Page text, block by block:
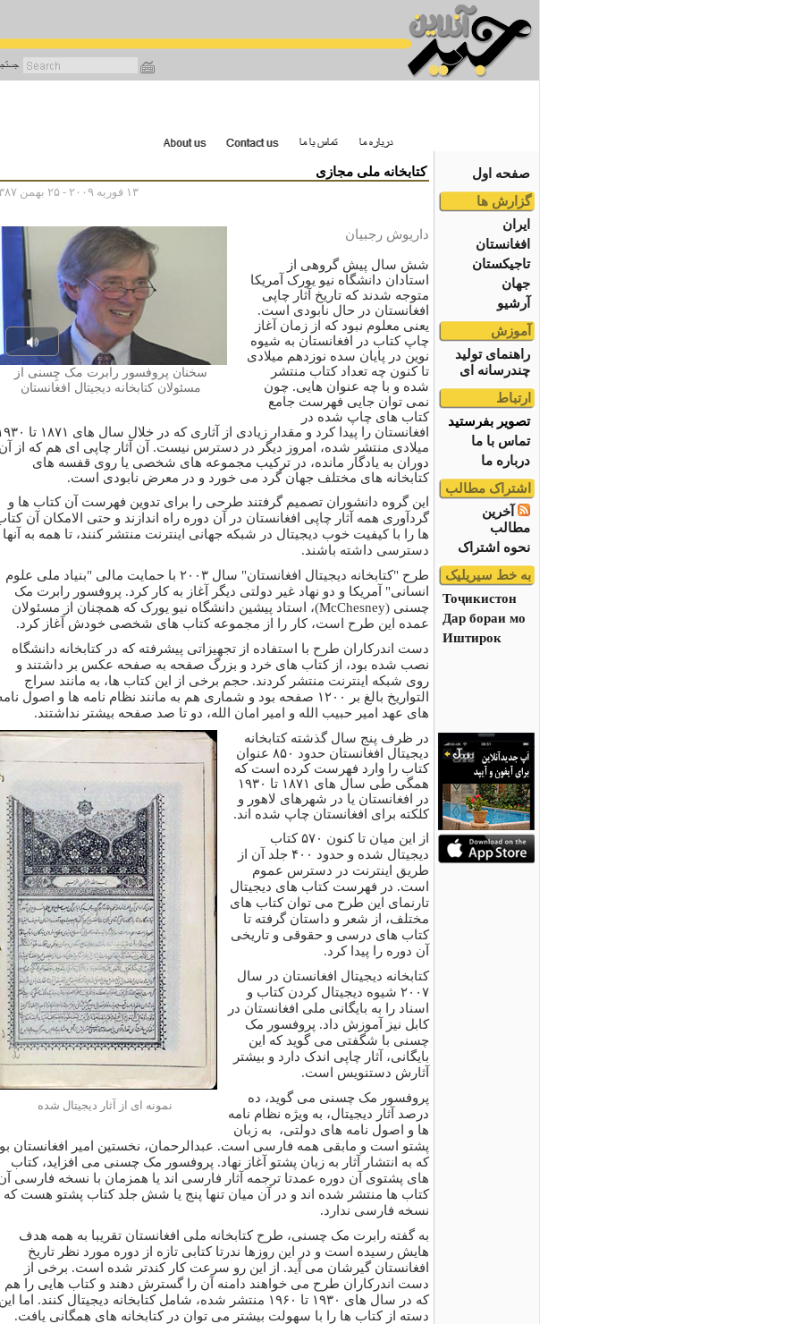
صفحه اول
گزارش ها
ایران
افغانستان
تاجیکستان
جهان
آرشیو
آموزش
راهنمای تولید
چندرسانه ای
ارتباط
تصویر بفرستید
تماس با ما
درباره ما
اشتراک مطالب
آخرین
مطالب
نحوه اشتراک
به خط سیریلیک
Тоҷикистон
Дар бораи мо
Иштирок
کتابخانه ملی مجازی
۱۳ فوریه ۲۰۰۹ - ۲۵ بهمن ۱۳۸۷
سخنان پروفسور رابرت مک چِسنی از
مسئولان کتابخانه دیجیتال افغانستان
داریوش رجبیان
شش سال پیش گروهی از
استادان دانشگاه نیو یورک آمریکا
متوجه شدند که تاریخ آثار چاپی
افغانستان در حال نابودی است.
یعنی معلوم نبود که از زمان آغاز
چاپ کتاب در افغانستان به شیوه
نوین در پایان سده نوزدهم میلادی
تا کنون چه تعداد کتاب منتشر
شده و با چه عنوان هایی. چون
نمی توان جایی فهرست جامع
کتاب های چاپ شده در
افغانستان را پیدا کرد و مقدار زیادی از آثاری که در خلال
میلادی منتشر شده، امروز دیگر در دسترس نیست. آن آثار چاپی ای هم که از
دوران به یادگار مانده، در ترکیب مجموعه های شخصی یا روی قفسه های
کتابخانه های مختلف جهان گرد می خورد و در معرض نابودی است.
این گروه دانشوران تصمیم گرفتند طرحی را برای تدوین فهرست آن کتاب ها و
گردآوری همه آثار چاپی افغانستان در آن دوره راه اندازند و حتی الامکان آن
ها را با کیفیت خوب دیجیتال در شبکه جهانی اینترنت منتشر کنند، تا همه به آنها
دسترسی داشته باشند.
طرح "کتابخانه دیجیتال افغانستان" سال ۲۰۰۳ با حمایت مالی "بنیاد ملی علوم
انسانی" آمریکا و دو نهاد غير دولتى دیگر آغاز به کار کرد. پروفسور رابرت مک
چسنی (McChesney)، استاد پیشین دانشگاه نیو یورک که همچنان از مسئولان
عمده این طرح است، کار را از مجموعه کتاب های شخصی خودش آغاز کرد.
دست اندرکاران طرح با استفاده از تجهیزاتی پیشرفته که در کتابخانه دانشگاه
نصب شده بود، از کتاب های خرد و بزرگ صفحه به صفحه عکس بر داشتند و
روی شبکه اینترنت منتشر کردند. حجم برخی از این کتاب ها، به مانند سراج
التواریخ بالغ بر ۱۲۰۰ صفحه بود و شماری هم به مانند نظام نامه ها و اصول
های عهد امیر حبیب الله و امیر امان الله، دو تا صد صفحه بیشتر نداشتند.
نمونه ای از آثار دیجیتال شده
در ظرف پنج سال گذشته کتابخانه
دیجیتال افغانستان حدود ۸۵۰ عنوان
کتاب را وارد فهرست کرده است که
همگی طی سال های ۱۸۷۱ تا ۱۹۳۰
در افغانستان یا در شهرهای لاهور و
کلکته برای افغانستان چاپ شده اند.
از این میان تا کنون ۵۷۰ کتاب
دیجیتال شده و حدود ۴۰۰ جلد آن از
طریق اینترنت در دسترس عموم
است. در فهرست کتاب های دیجیتال
تارنمای این طرح می توان کتاب های
مختلف، از شعر و داستان گرفته تا
کتاب های درسی و حقوقی و تاریخی
آن دوره را پیدا کرد.
کتابخانه دیجیتال افغانستان در سال
۲۰۰۷ شیوه دیجیتال کردن کتاب و
اسناد را به بایگانی ملی افغانستان در
کابل نیز آموزش داد. پروفسور مک
چسنی با شگفتی می گوید که این
بایگانی، آثار چاپی اندک دارد و بیشتر
آثارش دستنویس است.
پروفسور مک چسنی می گوید، ده
درصد آثار دیجیتال، به ویژه نظام نامه
ها و اصول نامه های دولتی، به زبان
پشتو است و مابقی همه فارسی است. عبدالرحمان، نخستین امیر افغانستان
که به انتشار آثار به زبان پشتو آغاز نهاد. پروفسور مک چسنی می افزاید، کتاب
های پشتوی آن دوره عمدتا ترجمه آثار فارسی اند یا همزمان با نسخه فارسی
کتاب ها منتشر شده اند و در آن میان تنها پنج یا شش جلد کتاب پشتو هست که
نسخه فارسی ندارد.
به گفته رابرت مک چسنی، طرح کتابخانه ملی افغانستان تقریبا به همه هدف
هایش رسیده است و در این روزها ندرتا کتابی تازه از دوره مورد نظر تاریخ
افغانستان گیرشان می آید. از این رو سرعت کار کندتر شده است. برخی از
دست اندرکاران طرح می خواهند دامنه آن را گسترش دهند و کتاب هایی را هم
که در سال های ۱۹۳۰ تا ۱۹۶۰ منتشر شده، شامل کتابخانه دیجیتال کنند. اما
دسته از کتاب ها را با سهولت بیشتر می توان در کتابخانه های همگانی یافت.